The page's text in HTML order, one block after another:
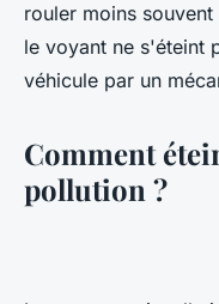
rouler moins
le voyant ne s'éteint
véhicule par un
Comment
pollution ?